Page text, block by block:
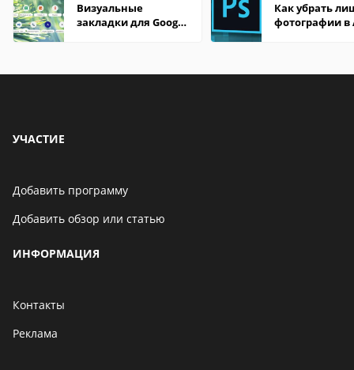
Визуальные
закладки для Google
Как убрать
фотографии в
УЧАСТИЕ
Добавить программу
Добавить обзор или статью
ИНФОРМАЦИЯ
Контакты
Реклама